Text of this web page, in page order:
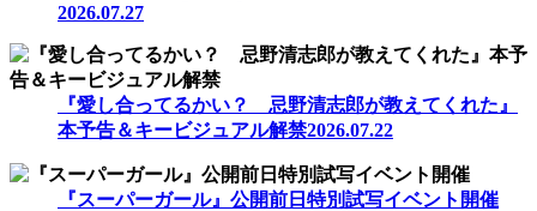
2026.07.27
『愛し合ってるかい？ 忌野清志郎が教えてくれた』
本予告＆キービジュアル解禁2026.07.22
『スーパーガール』公開前日特別試写イベント開催